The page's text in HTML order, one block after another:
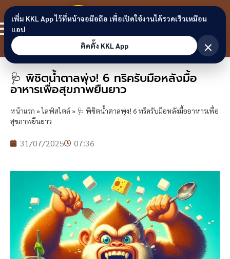
Skip to content
ขอนแก่น
ลิงก์
🩺 พิชิตน้ำตาลพุ่ง! 6 ทริครับมือหลังมื้อ
อาหารเพื่อสุขภาพยืนยาว
หน้าแรก »ไลฟ์สไตล์» 🩺 พิชิตน้ำตาลพุ่ง! 6 ทริครับมือหลังมื้ออาหารเพื่อ
สุขภาพยืนยาว
31/07/2025 07:36
เพิ่ม KKL App ไว้ที่หน้าจอมือถือ เพื่อเปิดใช้งานได้รวดเร็วเหมือน
แอป
ติดตั้ง KKL App
×